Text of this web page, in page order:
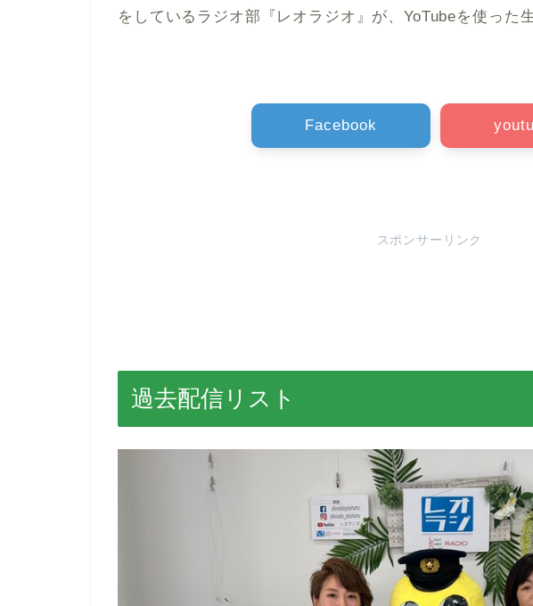
をしている ラジオ部『レオラジオ』 が、YoTubeを使った
Facebook
スポンサーリンク
過去配信リスト